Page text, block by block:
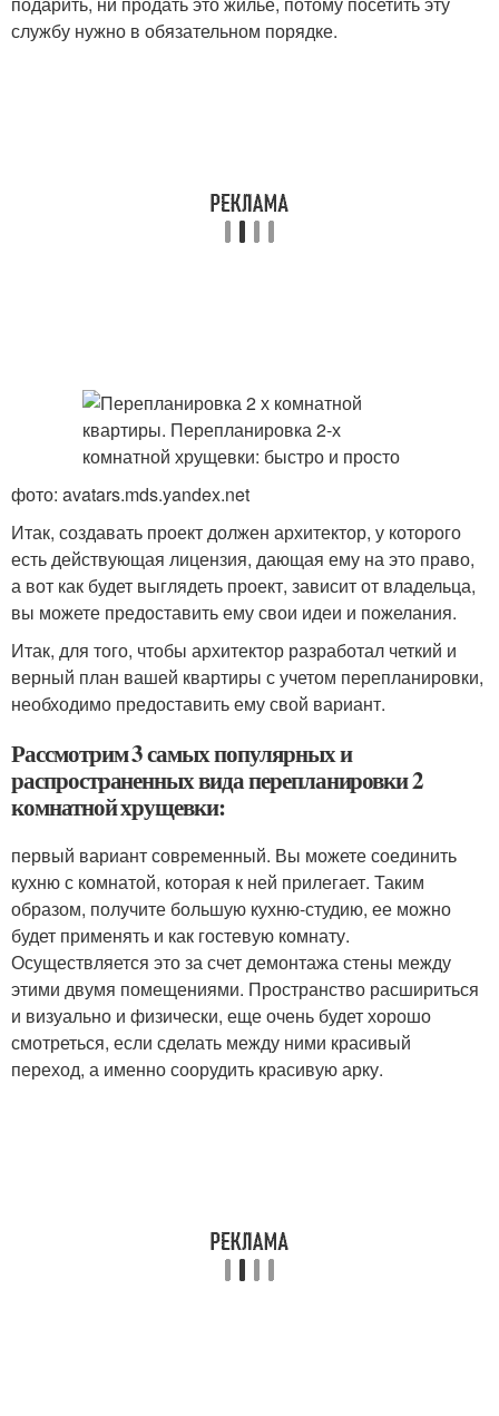
службу нужно в обязательном порядке.
фото: avatars.mds.yandex.net
Итак, создавать проект должен архитектор, у которого
есть действующая лицензия, дающая ему на это право,
а вот как будет выглядеть проект, зависит от владельца,
вы можете предоставить ему свои идеи и пожелания.
Итак, для того, чтобы архитектор разработал четкий и
верный план вашей квартиры с учетом перепланировки,
необходимо предоставить ему свой вариант.
Рассмотрим 3 самых популярных и
распространенных вида перепланировки 2
комнатной хрущевки:
первый вариант современный. Вы можете соединить
кухню с комнатой, которая к ней прилегает. Таким
образом, получите большую кухню-студию, ее можно
будет применять и как гостевую комнату.
Осуществляется это за счет демонтажа стены между
этими двумя помещениями. Пространство расшириться
и визуально и физически, еще очень будет хорошо
смотреться, если сделать между ними красивый
переход, а именно соорудить красивую арку.